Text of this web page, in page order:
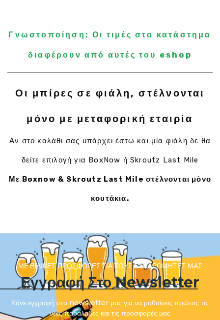
Γνωστοποίηση: Οι τιμές στο κατάστημα
διαφέρουν από αυτές του eshop
Οι μπίρες σε φιάλη, στέλνονται
μόνο με μεταφορική εταιρία
Αν στο καλάθι σας υπάρχει έστω και μία φιάλη δε θα
δείτε επιλογή για BoxNow ή Skroutz Last Mile
Με Boxnow & Skroutz Last Mile στέλνονται μόνο
κουτάκια.
ΜΕ ΕΙΔΙΚΈΣ ΠΡΟΣΦΟΡΈΣ ΓΙΑ ΤΟΥΣ ΣΥΝΔΡΟΜΗΤΈΣ ΜΑΣ
Εγγραφή Στο Newsletter
Κάνε εγγραφή στο newsletter μας για να μαθαίνεις πρώτος τις
νέες παραλαβές και τις προσφορές μας